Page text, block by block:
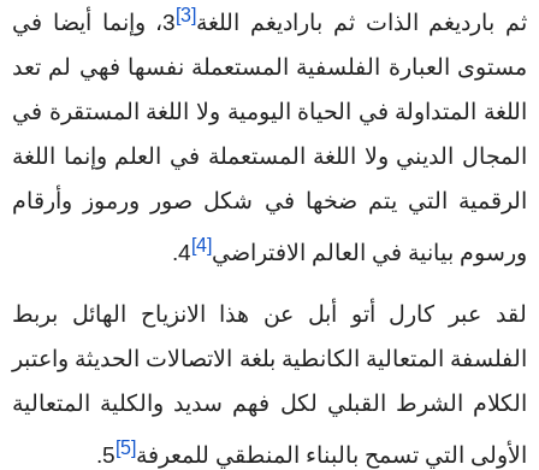
ثم بارديغم الذات ثم باراديغم اللغة 3[3]
، وإنما أيضا في
مستوى العبارة الفلسفية المستعملة نفسها فهي لم تعد
اللغة المتداولة في الحياة اليومية ولا اللغة المستقرة في
المجال الديني ولا اللغة المستعملة في العلم وإنما اللغة
الرقمية التي يتم ضخها في شكل صور ورموز وأرقام
ورسوم بيانية في العالم الافتراضي 4[4]
.
لقد عبر كارل أتو أبل عن هذا الانزياح الهائل بربط
الفلسفة المتعالية الكانطية بلغة الاتصالات الحديثة واعتبر
الكلام الشرط القبلي لكل فهم سديد والكلية المتعالية
الأولى التي تسمح بالبناء المنطقي للمعرفة 5[5]
.